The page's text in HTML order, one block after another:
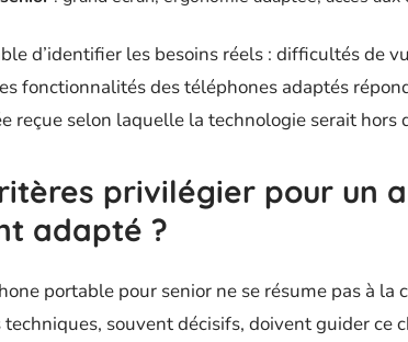
d’identifier les besoins réels : difficultés de
fonctionnalités des téléphones adaptés
reçue selon laquelle la technologie serait hors
privilégier pour un
adapté ?
portable pour senior ne se résume pas à la
souvent décisifs, doivent guider ce